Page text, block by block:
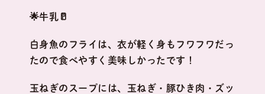
🌟牛乳🥛
白身魚のフライは、衣が軽く身もフワフワだっ
たので食べやすく美味しかったです！
玉ねぎのスープには、玉ねぎ・豚ひき肉・ズッ